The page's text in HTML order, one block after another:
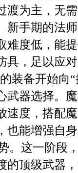
渡为主，无
新手期的法
难度低，能
具，足以应
装备开始向
武器选择。
速度，搭配
也能增强自
。这一阶段
的顶级武器